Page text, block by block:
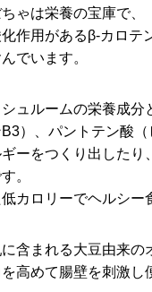
ゃは栄養の宝庫で、
作用があるβ-カロテ
でいます。
ュルームの栄養成分
B3）、パントテン酸
ーをつくり出したり
。
低カロリーでヘルシー
含まれる大豆由来の
高めて腸壁を刺激し